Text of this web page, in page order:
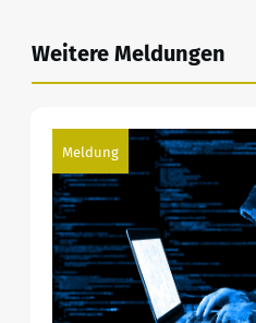
Weitere Meldungen
Meldung